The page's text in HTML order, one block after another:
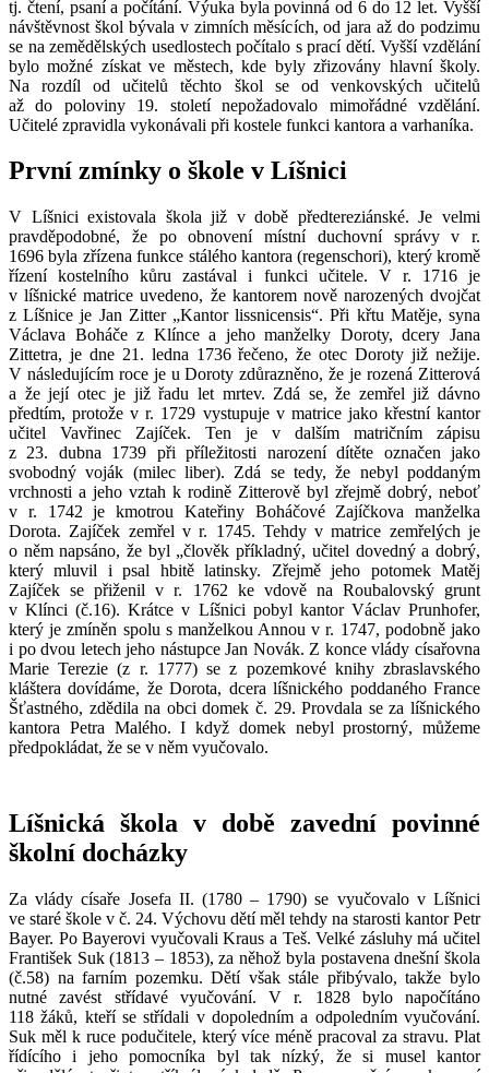
tj. čtení, psaní a počítání. Výuka byla povinná od 6 do 12 let. Vyšší
návštěvnost škol bývala v zimních měsících, od jara až do podzimu
se na zemědělských usedlostech počítalo s prací dětí. Vyšší vzdělání
bylo možné získat ve městech, kde byly zřizovány hlavní školy.
Na rozdíl od učitelů těchto škol se od venkovských učitelů
až do poloviny 19. století nepožadovalo mimořádné vzdělání.
Učitelé zpravidla vykonávali při kostele funkci kantora a varhaníka.
První zmínky o škole v Líšnici
V Líšnici existovala škola již v době předtereziánské. Je velmi
pravděpodobné, že po obnovení místní duchovní správy v r.
1696 byla zřízena funkce stálého kantora (regenschori), který kromě
řízení kostelního kůru zastával i funkci učitele. V r. 1716 je
v líšnické matrice uvedeno, že kantorem nově narozených dvojčat
z Líšnice je Jan Zitter „Kantor lissnicensis“. Při křtu Matěje, syna
Václava Boháče z Klínce a jeho manželky Doroty, dcery Jana
Zittetra, je dne 21. ledna 1736 řečeno, že otec Doroty již nežije.
V následujícím roce je u Doroty zdůrazněno, že je rozená Zitterová
a že její otec je již řadu let mrtev. Zdá se, že zemřel již dávno
předtím, protože v r. 1729 vystupuje v matrice jako křestní kantor
učitel Vavřinec Zajíček. Ten je v dalším matričním zápisu
z 23. dubna 1739 při příležitosti narození dítěte označen jako
svobodný voják (milec liber). Zdá se tedy, že nebyl poddaným
vrchnosti a jeho vztah k rodině Zitterově byl zřejmě dobrý, neboť
v r. 1742 je kmotrou Kateřiny Boháčové Zajíčkova manželka
Dorota. Zajíček zemřel v r. 1745. Tehdy v matrice zemřelých je
o něm napsáno, že byl „člověk příkladný, učitel dovedný a dobrý,
který mluvil i psal hbitě latinsky. Zřejmě jeho potomek Matěj
Zajíček se přiženil v r. 1762 ke vdově na Roubalovský grunt
v Klínci (č.16). Krátce v Líšnici pobyl kantor Václav Prunhofer,
který je zmíněn spolu s manželkou Annou v r. 1747, podobně jako
i po dvou letech jeho nástupce Jan Novák. Z konce vlády císařovna
Marie Terezie (z r. 1777) se z pozemkové knihy zbraslavského
kláštera dovídáme, že Dorota, dcera líšnického poddaného France
Šťastného, zdědila na obci domek č. 29. Provdala se za líšnického
kantora Petra Malého. I když domek nebyl prostorný, můžeme
předpokládat, že se v něm vyučovalo.
Líšnická škola v době zavední povinné
školní docházky
Za vlády císaře Josefa II. (1780 – 1790) se vyučovalo v Líšnici
ve staré škole v č. 24. Výchovu dětí měl tehdy na starosti kantor Petr
Bayer. Po Bayerovi vyučovali Kraus a Teš. Velké zásluhy má učitel
František Suk (1813 – 1853), za něhož byla postavena dnešní škola
(č.58) na farním pozemku. Dětí však stále přibývalo, takže bylo
nutné zavést střídavé vyučování. V r. 1828 bylo napočítáno
118 žáků, kteří se střídali v dopoledním a odpoledním vyučování.
Suk měl k ruce podučitele, který více méně pracoval za stravu. Plat
řídícího i jeho pomocníka byl tak nízký, že si musel kantor